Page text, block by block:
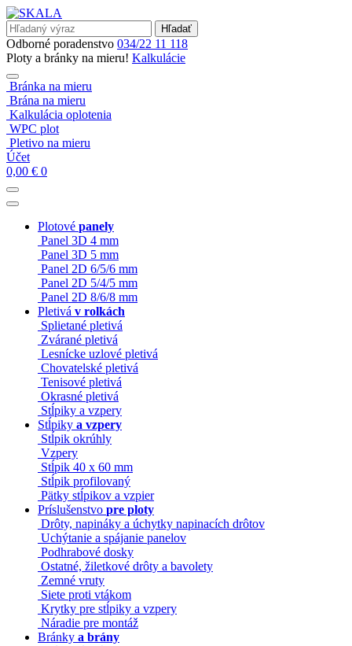
Hľadať
Odborné poradenstvo 034/22 11 118
Ploty a bránky na mieru! Kalkulácie
Bránka na mieru
Brána na mieru
Kalkulácia oplotenia
WPC plot
Pletivo na mieru
Účet
0,00 € 0
Plotové panely
Panel 3D 4 mm
Panel 3D 5 mm
Panel 2D 6/5/6 mm
Panel 2D 5/4/5 mm
Panel 2D 8/6/8 mm
Pletivá v rolkách
Splietané pletivá
Zvárané pletivá
Lesnícke uzlové pletivá
Chovatelské pletivá
Tenisové pletivá
Okrasné pletivá
Stĺpiky a vzpery
Stĺpiky a vzpery
Stĺpik okrúhly
Vzpery
Stĺpik 40 x 60 mm
Stĺpik profilovaný
Pätky stĺpikov a vzpier
Príslušenstvo pre ploty
Drôty, napináky a úchytky napinacích drôtov
Uchýtanie a spájanie panelov
Podhrabové dosky
Ostatné, žiletkové drôty a bavolety
Zemné vruty
Siete proti vtákom
Krytky pre stĺpiky a vzpery
Náradie pre montáž
Bránky a brány